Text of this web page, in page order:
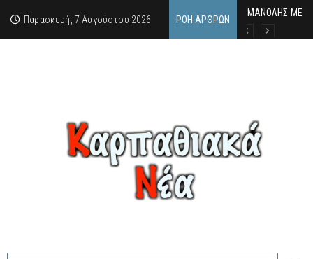
Παρασκευή, 7 Αυγούστου 2026 ΡΟΉ ΆΡΘΡΩΝ
MΑΝΟΛΗΣ
ΕΚΔΗΛΩΣΗ
Κάθε